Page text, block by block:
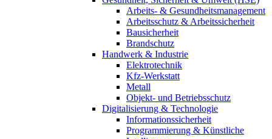
Arbeits- & Gesundheitsmanagement
Arbeitsschutz & Arbeitssicherheit
Bausicherheit
Brandschutz
Handwerk & Industrie
Elektrotechnik
Kfz-Werkstatt
Metall
Objekt- und Betriebsschutz
Digitalisierung & Technologie
Informationssicherheit
Programmierung & Künstliche